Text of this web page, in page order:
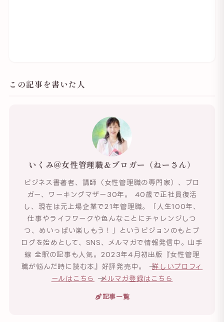
この記事を書いた人
いくみ@女性管理職＆ブロガー（ねーさん）
ビジネス書著者、講師（女性管理職の専門家）、ブロ
ガー、ワーキングマザー30年。 40歳で正社員復活
し、現在は元上場企業で21年管理職。「人生100年、
仕事やライフワークや色んなことにチャレンジしつ
つ、めいっぱい楽しもう！」というビジョンのもとブ
ログを始めとして、SNS、メルマガで情報発信中。山手
線 全駅の記事も人気。2023年4月初出版『女性管理
職が悩んだ時に読む本』好評発売中。 →詳しいプロフィ
ールはこちら
→メルマガ登録はこちら
記事一覧